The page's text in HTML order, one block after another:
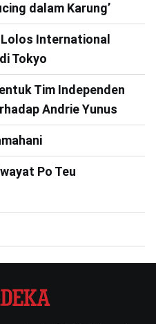
dalam Karung’
International
Tokyo
Tim Independen
Andrie Yunus
Po Teu